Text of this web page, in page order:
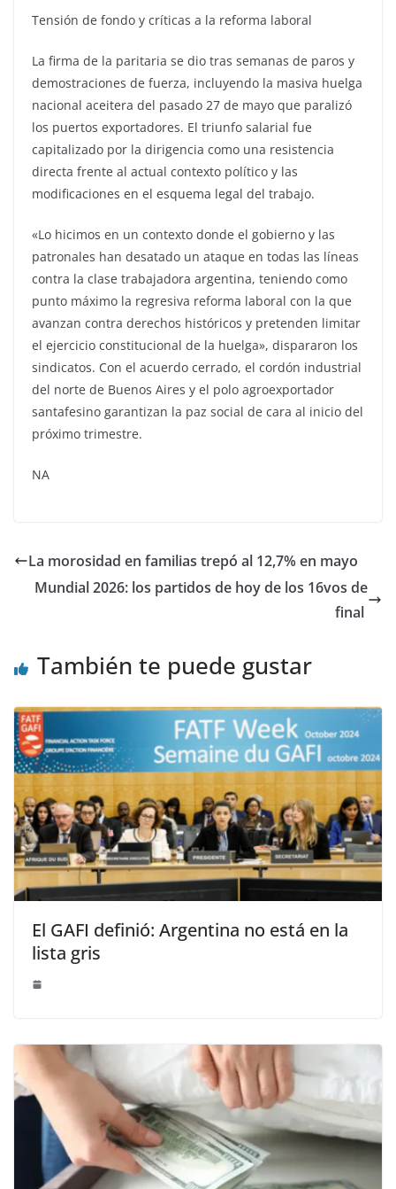
Tensión de fondo y críticas a la reforma laboral
La firma de la paritaria se dio tras semanas de paros y
demostraciones de fuerza, incluyendo la masiva huelga
nacional aceitera del pasado 27 de mayo que paralizó
los puertos exportadores. El triunfo salarial fue
capitalizado por la dirigencia como una resistencia
directa frente al actual contexto político y las
modificaciones en el esquema legal del trabajo.
«Lo hicimos en un contexto donde el gobierno y las
patronales han desatado un ataque en todas las líneas
contra la clase trabajadora argentina, teniendo como
punto máximo la regresiva reforma laboral con la que
avanzan contra derechos históricos y pretenden limitar
el ejercicio constitucional de la huelga», dispararon los
sindicatos. Con el acuerdo cerrado, el cordón industrial
del norte de Buenos Aires y el polo agroexportador
santafesino garantizan la paz social de cara al inicio del
próximo trimestre.
NA
La morosidad en familias trepó al 12,7% en mayo
Mundial 2026: los partidos de hoy de los 16vos de
final
También te puede gustar
El GAFI definió: Argentina no está en la
lista gris